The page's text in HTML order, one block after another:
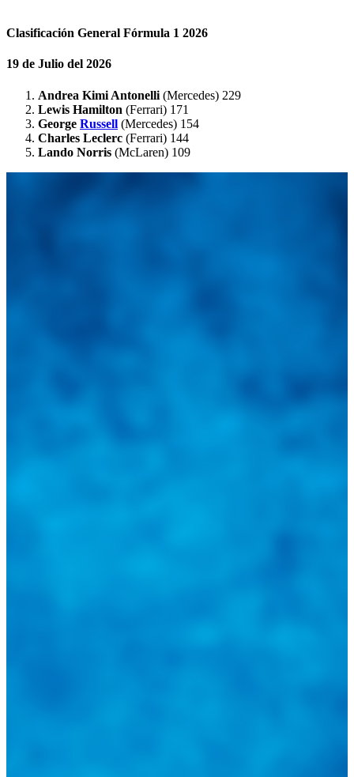
Clasificación General Fórmula 1 2026
19 de Julio del 2026
Andrea Kimi Antonelli (Mercedes) 229
Lewis Hamilton (Ferrari) 171
George Russell (Mercedes) 154
Charles Leclerc (Ferrari) 144
Lando Norris (McLaren) 109